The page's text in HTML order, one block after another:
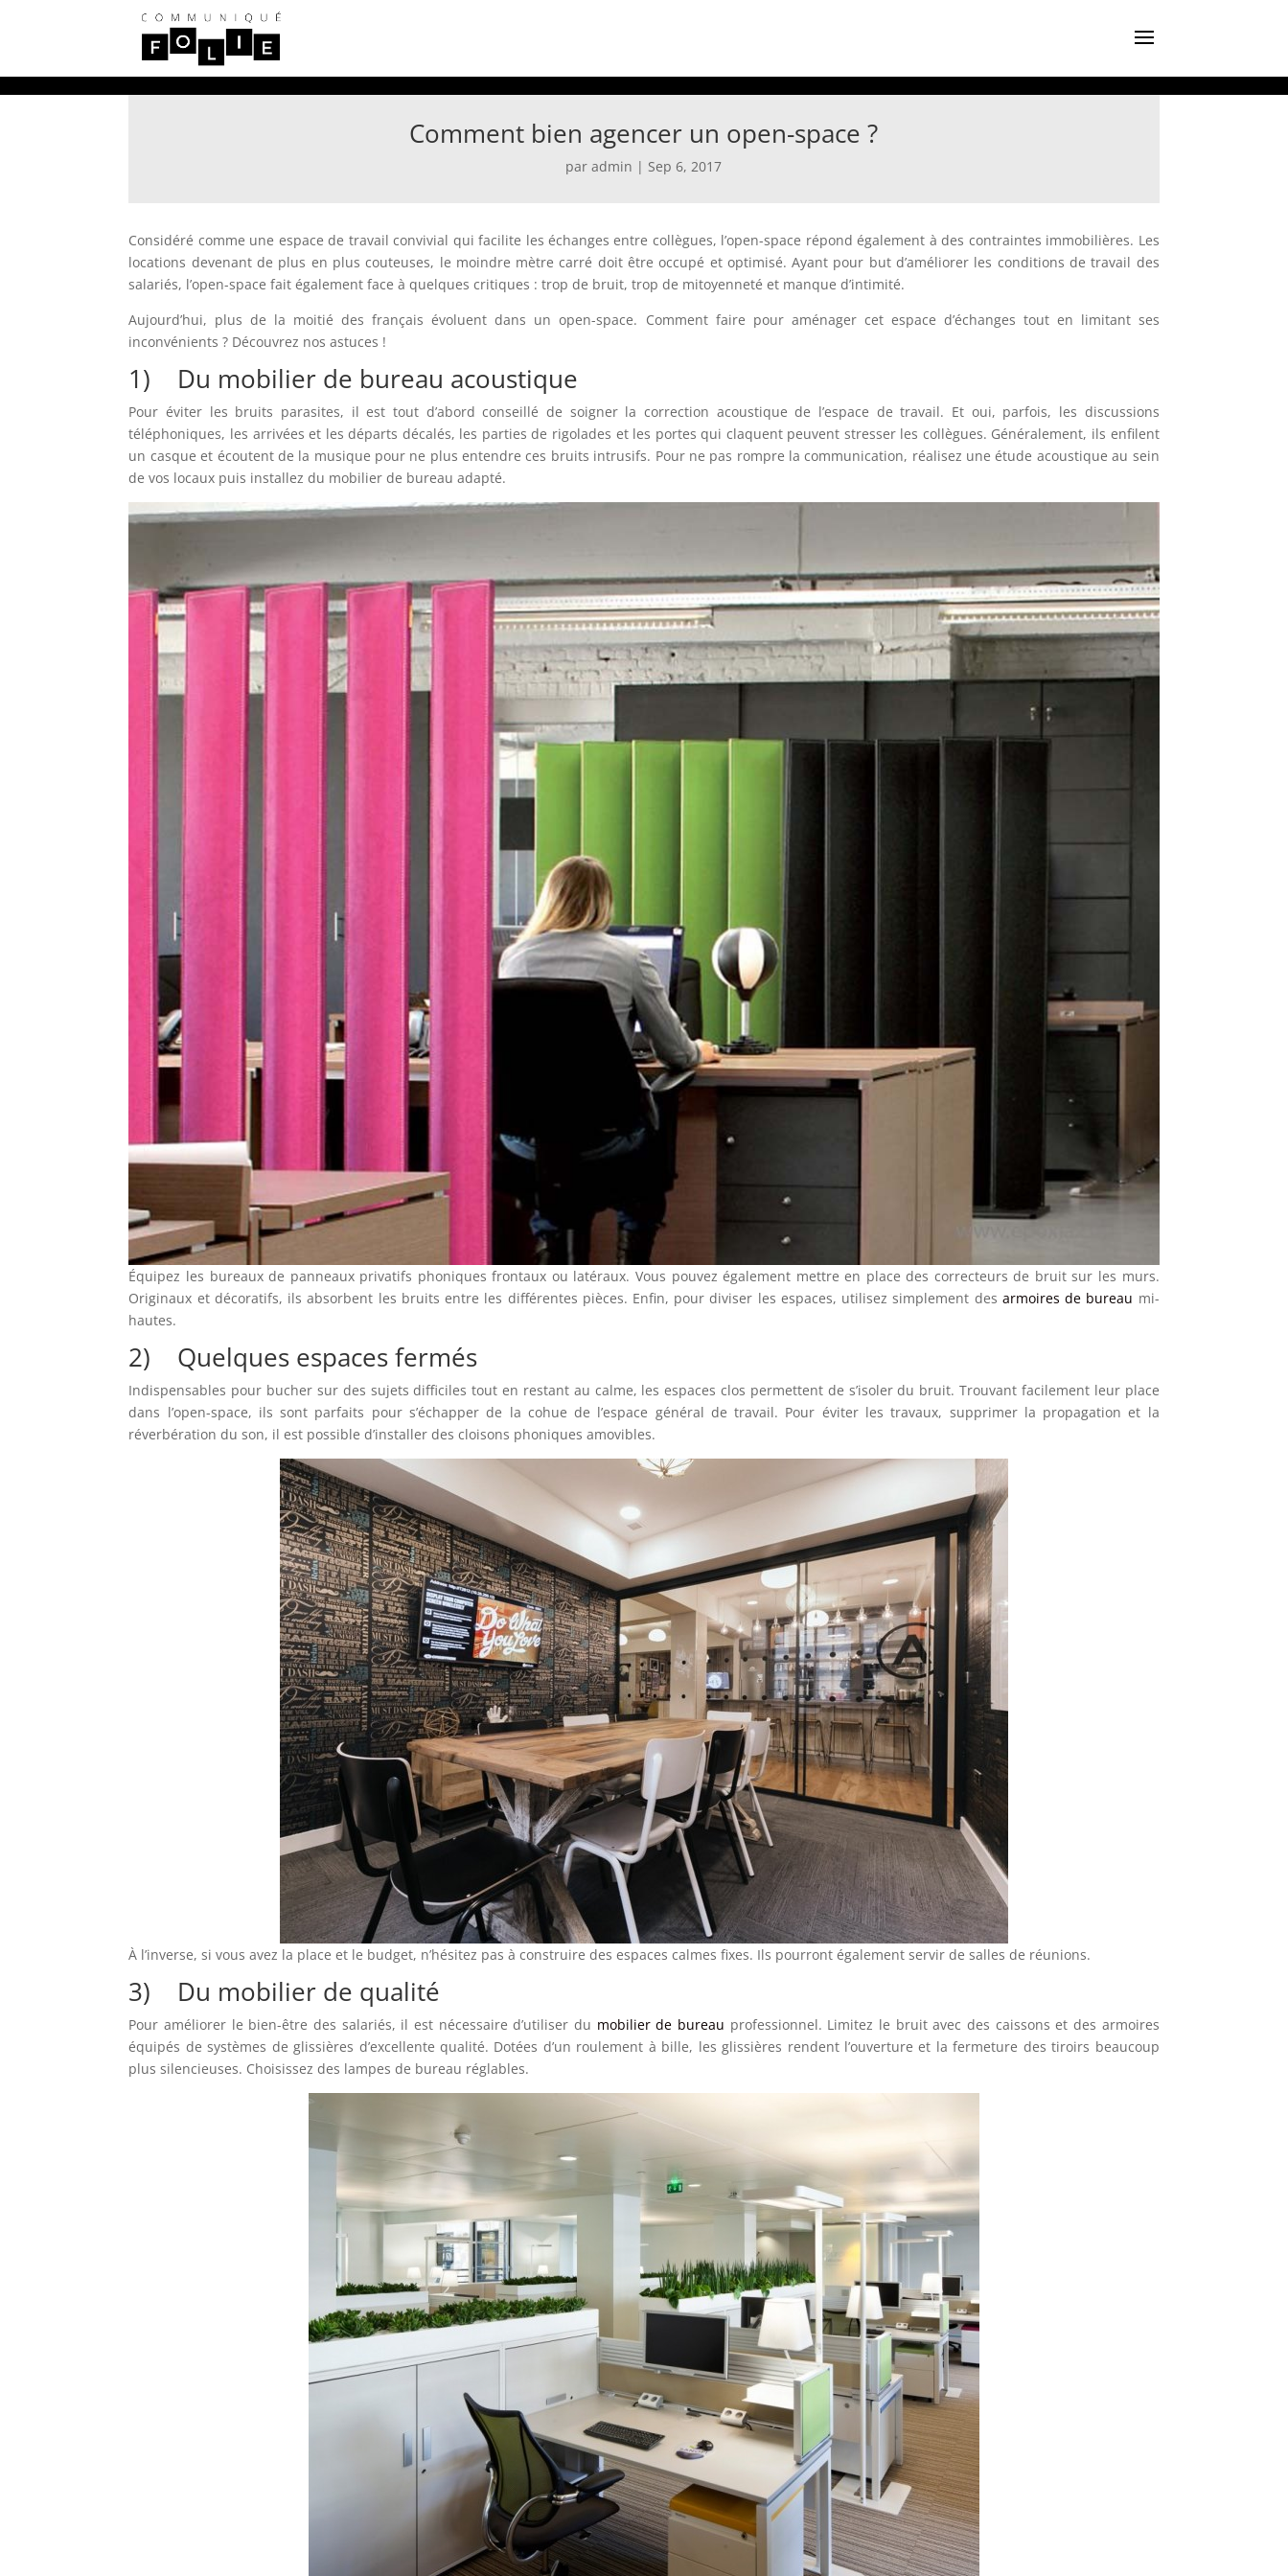
Comment bien agencer un open-space ?
paradmin | Sep 6, 2017
Considéré comme une espace de travail convivial qui facilite les échanges entre collègues, l’open-space répond également à des contraintes immobilières. Les
locations devenant de plus en plus couteuses, le moindre mètre carré doit être occupé et optimisé. Ayant pour but d’améliorer les conditions de travail des
salariés, l’open-space fait également face à quelques critiques : trop de bruit, trop de mitoyenneté et manque d’intimité.
Aujourd’hui, plus de la moitié des français évoluent dans un open-space. Comment faire pour aménager cet espace d’échanges tout en limitant ses
inconvénients ? Découvrez nos astuces !
1) Du mobilier de bureau acoustique
Pour éviter les bruits parasites, il est tout d’abord conseillé de soigner la correction acoustique de l’espace de travail. Et oui, parfois, les discussions
téléphoniques, les arrivées et les départs décalés, les parties de rigolades et les portes qui claquent peuvent stresser les collègues. Généralement, ils enfilent
un casque et écoutent de la musique pour ne plus entendre ces bruits intrusifs. Pour ne pas rompre la communication, réalisez une étude acoustique au sein
de vos locaux puis installez du mobilier de bureau adapté.
Équipez les bureaux de panneaux privatifs phoniques frontaux ou latéraux. Vous pouvez également mettre en place des correcteurs de bruit sur les murs.
Originaux et décoratifs, ils absorbent les bruits entre les différentes pièces. Enfin, pour diviser les espaces, utilisez simplement des armoires de bureau mi-
hautes.
2) Quelques espaces fermés
Indispensables pour bucher sur des sujets difficiles tout en restant au calme, les espaces clos permettent de s’isoler du bruit. Trouvant facilement leur place
dans l’open-space, ils sont parfaits pour s’échapper de la cohue de l’espace général de travail. Pour éviter les travaux, supprimer la propagation et la
réverbération du son, il est possible d’installer des cloisons phoniques amovibles.
À l’inverse, si vous avez la place et le budget, n’hésitez pas à construire des espaces calmes fixes. Ils pourront également servir de salles de réunions.
3) Du mobilier de qualité
Pour améliorer le bien-être des salariés, il est nécessaire d’utiliser du mobilier de bureau professionnel. Limitez le bruit avec des caissons et des armoires
équipés de systèmes de glissières d’excellente qualité. Dotées d’un roulement à bille, les glissières rendent l’ouverture et la fermeture des tiroirs beaucoup
plus silencieuses. Choisissez des lampes de bureau réglables.